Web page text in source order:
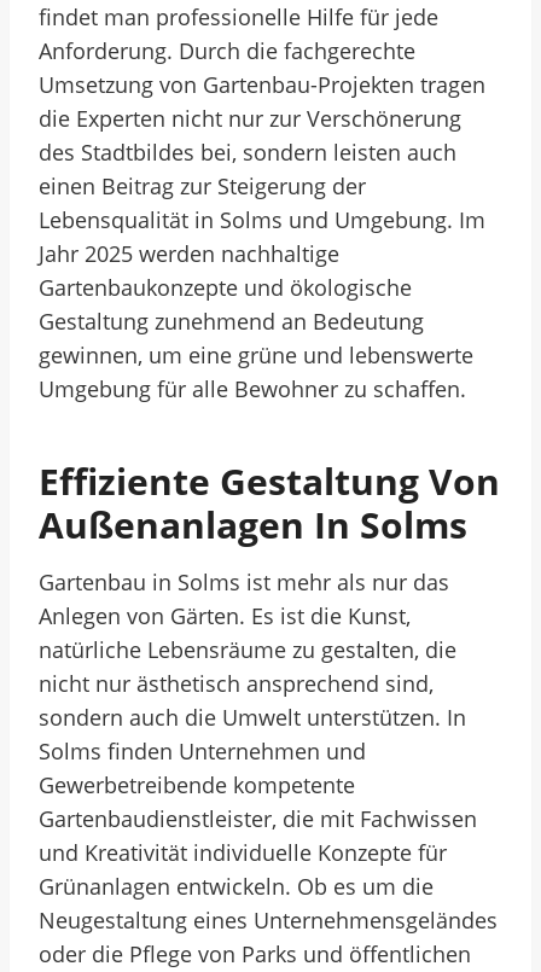
findet man professionelle Hilfe für jede
Anforderung. Durch die fachgerechte
Umsetzung von Gartenbau-Projekten tragen
die Experten nicht nur zur Verschönerung
des Stadtbildes bei, sondern leisten auch
einen Beitrag zur Steigerung der
Lebensqualität in Solms und Umgebung. Im
Jahr 2025 werden nachhaltige
Gartenbaukonzepte und ökologische
Gestaltung zunehmend an Bedeutung
gewinnen, um eine grüne und lebenswerte
Umgebung für alle Bewohner zu schaffen.
Effiziente Gestaltung Von
Außenanlagen In Solms
Gartenbau in Solms ist mehr als nur das
Anlegen von Gärten. Es ist die Kunst,
natürliche Lebensräume zu gestalten, die
nicht nur ästhetisch ansprechend sind,
sondern auch die Umwelt unterstützen. In
Solms finden Unternehmen und
Gewerbetreibende kompetente
Gartenbaudienstleister, die mit Fachwissen
und Kreativität individuelle Konzepte für
Grünanlagen entwickeln. Ob es um die
Neugestaltung eines Unternehmensgeländes
oder die Pflege von Parks und öffentlichen